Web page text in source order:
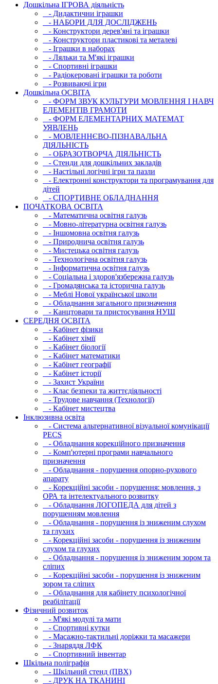
Дошкільна ІГРОВА діяльність
- Дидактични іграшки
- НАБОРИ ДЛЯ ДОСЛІДЖЕНЬ
- Конструктори дерев'яні та іграшки
- Конструктори пластикові та металеві
- Іграшки в наборах
- Ляльки та М'які іграшки
- Спортивні іграшки
- Радіокеровані іграшки та роботи
- Розвиваючі ігри
Дошкільна ОСВIТА
- ФОРМ ЗВУК КУЛЬТУРИ МОВЛЕННЯ І НАВЧ
ЕЛЕМЕНТІВ ГРАМОТИ
- ФОРМ ЕЛЕМЕНТАРНИХ МАТЕМАТ
УЯВЛЕНЬ
- МОВЛЕННЄВО-ПІЗНАВАЛЬНА
ДІЯЛЬНІСТЬ
- ОБРАЗОТВОРЧА ДІЯЛЬНІСТЬ
- Стенди для дошкільних закладів
- Настільні логічні ігри та пазли
- Електронні конструктори та програмування для
дітей
- СПОРТИВНЕ ОБЛАДНАННЯ
ПОЧАТКОВА ОСВIТА
- Математична освітня галузь
- Мовно-літературна освітня галузь
- Iншомовна освітня галузь
- Природнича освітня галузь
- Мистецька освітня галузь
- Технологічна освітня галузь
- Інфopматична освітня галузь
- Соціальна і здоров'язбережна галузь
- Громадянська та історична галузь
- Меблі Нової української школи
- Обладнання загального призначення
- Канцтовари та пристосування НУШ
СЕРЕДНЯ ОСВIТА
- Кабінет фізики
- Кабінет хімії
- Кабінет біології
- Кабінет математики
- Кабінет географії
- Кабінет історії
- Захист України
- Клас безпеки та життєдіяльності
- Трудове навчання (Технології)
- Кабінет мистецтва
Інклюзивна освіта
- Система альтернативної візуальної комунікації
PECS
- Обладнання корекційного призначення
- Комп'ютерні програми навчального
призначення
- Обладнання - порушення опорно-рухового
апарату
- Корекційні засоби - порушення: мовлення, з
ОРА та інтелектуального розвитку
- Обладнання ЛОГОПЕДА для дітей з
порушенням мовлення
- Обладнання - порушення із зниженим слухом
та глухих
- Корекційні засоби - порушення із зниженим
слухом та глухих
- Обладнання - порушення із зниженим зором та
сліпих
- Корекційні засоби - порушення із зниженим
зором та сліпих
- Обладнання для кабінету психологічної
реабілітації
Фізичний розвиток
- М'які модулi та мати
- Спортивні кутки
- Масажно-тактильні доріжки та масажери
- Знаряддя ЛФК
- Спортивний інвентар
Шкільна поліграфія
- Шкільний стенд (ПВХ)
- ДРУК НА ТКАНИНІ